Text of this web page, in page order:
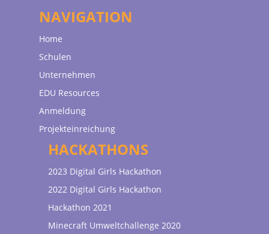
NAVIGATION
Home
Schulen
Unternehmen
EDU Resources
Anmeldung
Projekteinreichung
HACKATHONS
2023 Digital Girls Hackathon
2022 Digital Girls Hackathon
Hackathon 2021
Minecraft Umweltchallenge 2020